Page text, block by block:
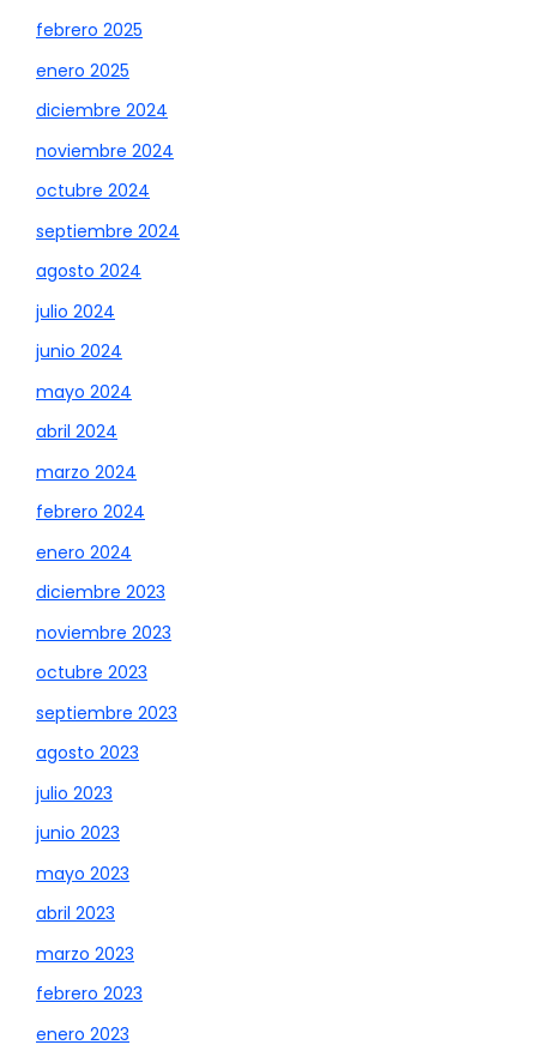
febrero 2025
enero 2025
diciembre 2024
noviembre 2024
octubre 2024
septiembre 2024
agosto 2024
julio 2024
junio 2024
mayo 2024
abril 2024
marzo 2024
febrero 2024
enero 2024
diciembre 2023
noviembre 2023
octubre 2023
septiembre 2023
agosto 2023
julio 2023
junio 2023
mayo 2023
abril 2023
marzo 2023
febrero 2023
enero 2023